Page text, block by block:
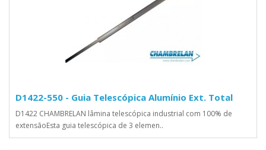
D1422-550 - Guia Telescópica Alumínio Ext. Total
D1422 CHAMBRELAN lâmina telescópica industrial com 100% de
extensãoEsta guia telescópica de 3 elemen..